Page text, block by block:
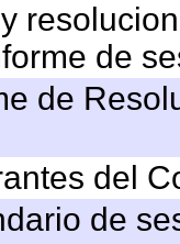
de
de
del
de